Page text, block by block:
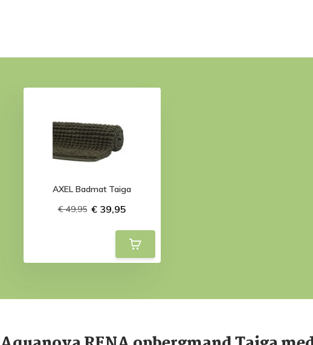
AXEL Badmat Taiga
€ 49,95 € 39,95